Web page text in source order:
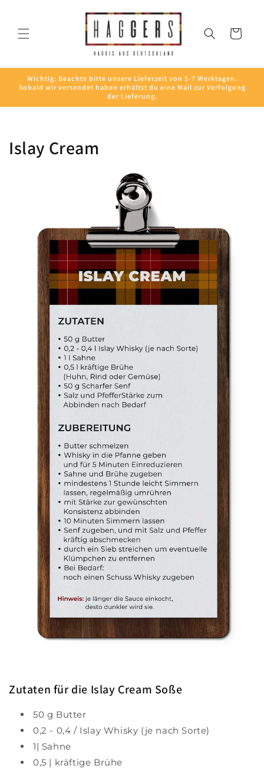
Warenkorb
Wichtig: Beachte bitte unsere Lieferzeit von 5-7 Werktagen.
Sobald wir versendet haben erhältst du eine Mail zur Verfolgung
der Lieferung.
Islay Cream
Zutaten für die Islay Cream Soße
50 g Butter
0,2 - 0,4 / Islay Whisky (je nach Sorte)
1| Sahne
0,5 | kräftige Brühe